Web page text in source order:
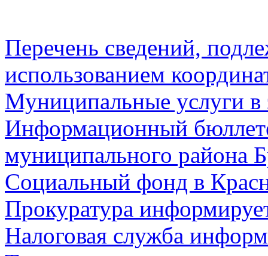
Перечень сведений,
использованием
Муниципальные услуги в
Информационный
муниципального района
Социальный фонд в
Прокуратура
Налоговая служба